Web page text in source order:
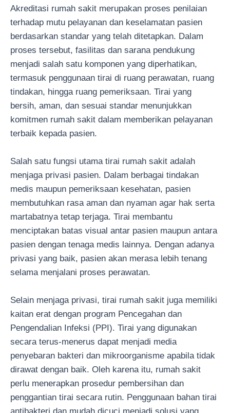
Akreditasi rumah sakit merupakan proses penilaian
terhadap mutu pelayanan dan keselamatan pasien
berdasarkan standar yang telah ditetapkan. Dalam
proses tersebut, fasilitas dan sarana pendukung
menjadi salah satu komponen yang diperhatikan,
termasuk penggunaan tirai di ruang perawatan, ruang
tindakan, hingga ruang pemeriksaan. Tirai yang
bersih, aman, dan sesuai standar menunjukkan
komitmen rumah sakit dalam memberikan pelayanan
terbaik kepada pasien.
Salah satu fungsi utama tirai rumah sakit adalah
menjaga privasi pasien. Dalam berbagai tindakan
medis maupun pemeriksaan kesehatan, pasien
membutuhkan rasa aman dan nyaman agar hak serta
martabatnya tetap terjaga. Tirai membantu
menciptakan batas visual antar pasien maupun antara
pasien dengan tenaga medis lainnya. Dengan adanya
privasi yang baik, pasien akan merasa lebih tenang
selama menjalani proses perawatan.
Selain menjaga privasi, tirai rumah sakit juga memiliki
kaitan erat dengan program Pencegahan dan
Pengendalian Infeksi (PPI). Tirai yang digunakan
secara terus-menerus dapat menjadi media
penyebaran bakteri dan mikroorganisme apabila tidak
dirawat dengan baik. Oleh karena itu, rumah sakit
perlu menerapkan prosedur pembersihan dan
penggantian tirai secara rutin. Penggunaan bahan tirai